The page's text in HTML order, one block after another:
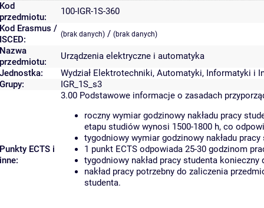
Kod
przedmiotu:
100-IGR-1S-360
Kod Erasmus /
ISCED:
(brak danych) / (brak danych)
Nazwa
przedmiotu:
Urządzenia elektryczne i automatyka
Jednostka:
Wydział Elektrotechniki, Automatyki, Informatyki i
Grupy:
IGR_1S_s3
Punkty ECTS i
inne:
3.00 Podstawowe informacje o zasadach
roczny wymiar godzinowy nakładu pracy
etapu studiów wynosi 1500-1800 h, co
tygodniowy wymiar godzinowy nakładu
1 punkt ECTS odpowiada 25-30 godzinom
tygodniowy nakład pracy studenta
nakład pracy potrzebny do zaliczenia
studenta.